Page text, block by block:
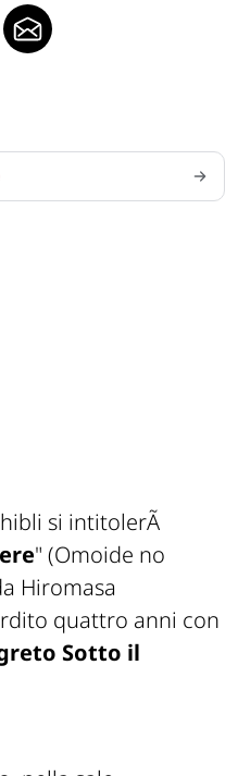
si intitolerÃ
" (Omoide no
Hiromasa
quattro anni con
Sotto il